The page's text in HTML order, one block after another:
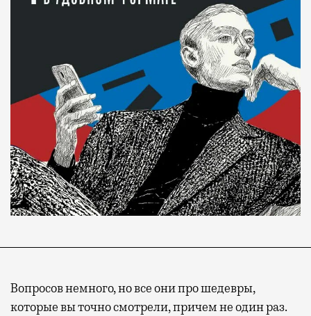
Вопросов немного, но все они про шедевры,
которые вы точно смотрели, причем не один раз.